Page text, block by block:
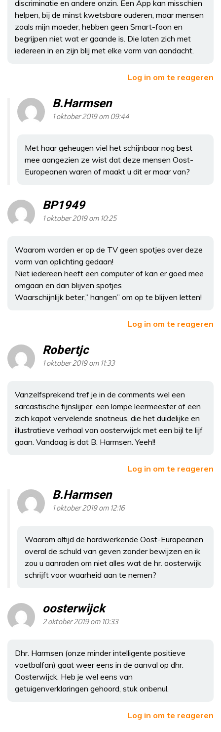
discriminatie en andere onzin. Een App kan misschien
helpen, bij de minst kwetsbare ouderen, maar mensen
zoals mijn moeder, hebben geen Smart-foon en
begrijpen niet wat er gaande is. Die laten zich met
iedereen in en zijn blij met elke vorm van aandacht.
Log in om te reageren
B.Harmsen
1 oktober 2019 om 09:44
Met haar geheugen viel het schijnbaar nog best
mee aangezien ze wist dat deze mensen Oost-
Europeanen waren of maakt u dit er maar van?
BP1949
1 oktober 2019 om 10:25
Waarom worden er op de TV geen spotjes over deze
vorm van oplichting gedaan!
Niet iedereen heeft een computer of kan er goed mee
omgaan en dan blijven spotjes
Waarschijnlijk beter,” hangen” om op te blijven letten!
Log in om te reageren
Robertjc
1 oktober 2019 om 11:33
Vanzelfsprekend tref je in de comments wel een
sarcastische fijnslijper, een lompe leermeester of een
zich kapot vervelende snotneus, die het duidelijke en
illustratieve verhaal van oosterwijck met een bijl te lijf
gaan. Vandaag is dat B. Harmsen. Yeeh!!
Log in om te reageren
B.Harmsen
1 oktober 2019 om 12:16
Waarom altijd de hardwerkende Oost-Europeanen
overal de schuld van geven zonder bewijzen en ik
zou u aanraden om niet alles wat de hr. oosterwijk
schrijft voor waarheid aan te nemen?
oosterwijck
2 oktober 2019 om 10:33
Dhr. Harmsen (onze minder intelligente positieve
voetbalfan) gaat weer eens in de aanval op dhr.
Oosterwijck. Heb je wel eens van
getuigenverklaringen gehoord, stuk onbenul.
Log in om te reageren